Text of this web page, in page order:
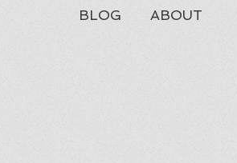
BLOG ABOUT